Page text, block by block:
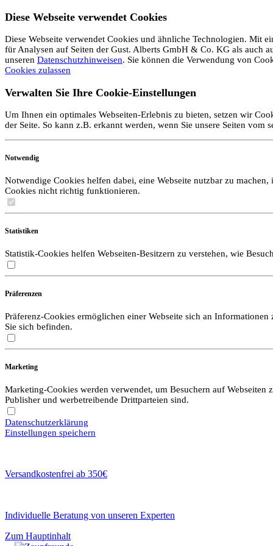
Diese Webseite verwendet Cookies
Diese Webseite verwendet Cookies und ähnliche Technologien. Mit
für Analysen auf Seiten der Gust. Alberts GmbH & Co. KG als auch
unseren Datenschutzhinweisen. Sie können die Verwendung von
Cookies zulassen
Verwalten Sie Ihre Cookie-Einstellungen
Um Ihnen ein optimales Webseiten-Erlebnis zu bieten, setzen wir
der Seite. So kann z.B. erkannt werden, wenn Sie unsere Seiten
Notwendig
Notwendige Cookies helfen dabei, eine Webseite nutzbar zu
Cookies nicht richtig funktionieren.
Statistiken
Statistik-Cookies helfen Webseiten-Besitzern zu verstehen, wie
Präferenzen
Präferenz-Cookies ermöglichen einer Webseite sich an
Sie sich befinden.
Marketing
Marketing-Cookies werden verwendet, um Besuchern auf
Publisher und werbetreibende Drittparteien sind.
Datenschutzerklärung
Einstellungen speichern
Versandkostenfrei ab 350€
Individuelle Beratung von unseren Experten
Zum Hauptinhalt